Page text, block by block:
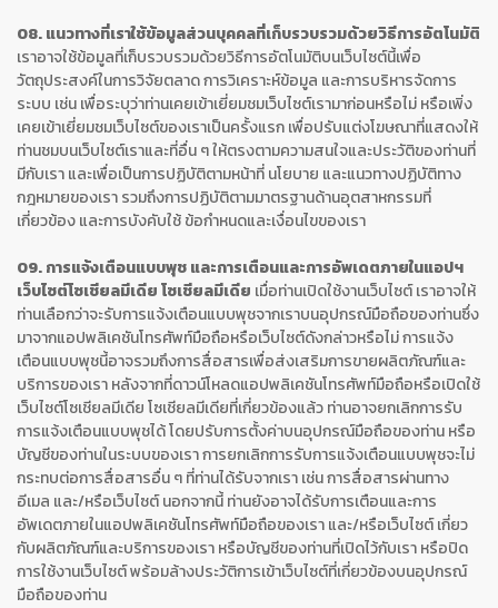
08. แนวทางที่เราใช้ข้อมูลส่วนบุคคลที่เก็บรวบรวมด้วยวิธีการอัตโนมัติ
เราอาจใช้ข้อมูลที่เก็บรวบรวมด้วยวิธีการอัตโนมัติบนเว็บไซต์นี้เพื่อ
วัตถุประสงค์ในการวิจัยตลาด การวิเคราะห์ข้อมูล และการบริหารจัดการ
ระบบ เช่น เพื่อระบุว่าท่านเคยเข้าเยี่ยมชมเว็บไซต์เรามาก่อนหรือไม่ หรือเพิ่ง
เคยเข้าเยี่ยมชมเว็บไซต์ของเราเป็นครั้งแรก เพื่อปรับแต่งโฆษณาที่แสดงให้
ท่านชมบนเว็บไซต์เราและที่อื่น ๆ ให้ตรงตามความสนใจและประวัติของท่านที่
มีกับเรา และเพื่อเป็นการปฏิบัติตามหน้าที่ นโยบาย และแนวทางปฏิบัติทาง
กฎหมายของเรา รวมถึงการปฏิบัติตามมาตรฐานด้านอุตสาหกรรมที่
เกี่ยวข้อง และการบังคับใช้ ข้อกำหนดและเงื่อนไขของเรา
09. การแจ้งเตือนแบบพุช และการเตือนและการอัพเดตภายในแอปฯ
เว็บไซต์โซเชียลมีเดีย โซเชียลมีเดีย เมื่อท่านเปิดใช้งานเว็บไซต์ เราอาจให้
ท่านเลือกว่าจะรับการแจ้งเตือนแบบพุชจากเราบนอุปกรณ์มือถือของท่านซึ่ง
มาจากแอปพลิเคชันโทรศัพท์มือถือหรือเว็บไซต์ดังกล่าวหรือไม่ การแจ้ง
เตือนแบบพุชนี้อาจรวมถึงการสื่อสารเพื่อส่งเสริมการขายผลิตภัณฑ์และ
บริการของเรา หลังจากที่ดาวน์โหลดแอปพลิเคชันโทรศัพท์มือถือหรือเปิดใช้
เว็บไซต์โซเชียลมีเดีย โซเชียลมีเดียที่เกี่ยวข้องแล้ว ท่านอาจยกเลิกการรับ
การแจ้งเตือนแบบพุชได้ โดยปรับการตั้งค่าบนอุปกรณ์มือถือของท่าน หรือ
บัญชีของท่านในระบบของเรา การยกเลิกการรับการแจ้งเตือนแบบพุชจะไม่
กระทบต่อการสื่อสารอื่น ๆ ที่ท่านได้รับจากเรา เช่น การสื่อสารผ่านทาง
อีเมล และ/หรือเว็บไซต์ นอกจากนี้ ท่านยังอาจได้รับการเตือนและการ
อัพเดตภายในแอปพลิเคชันโทรศัพท์มือถือของเรา และ/หรือเว็บไซต์ เกี่ยว
กับผลิตภัณฑ์และบริการของเรา หรือบัญชีของท่านที่เปิดไว้กับเรา หรือปิด
การใช้งานเว็บไซต์ พร้อมล้างประวัติการเข้าเว็บไซต์ที่เกี่ยวข้องบนอุปกรณ์
มือถือของท่าน